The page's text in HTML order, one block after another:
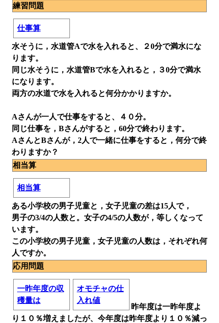
練習問題
仕事算
水そうに，水道管Aで水を入れると、２0分で満水にな
ります。
同じ水そうに，水道管Bで水を入れると，３0分で満水
になります。
両方の水道で水を入れると何分かかりますか。
Aさんが一人で仕事をすると、４０分。
同じ仕事を，Bさんがすると，60分で終わります。
AさんとBさんが，2人で一緒に仕事をすると，何分で終
わりますか？
相当算
相当算
ある小学校の男子児童と，女子児童の差は15人で，
男子の3/4の人数と。女子の4/5の人数が，等しくなって
います。
この小学校の男子児童，女子児童の人数は，それぞれ何
人ですか。
応用問題
一昨年度の収
穫量は
オモチャの仕
入れ値
昨年度は一昨年度よ
り１０％増えましたが、今年度は昨年度より１０％減っ